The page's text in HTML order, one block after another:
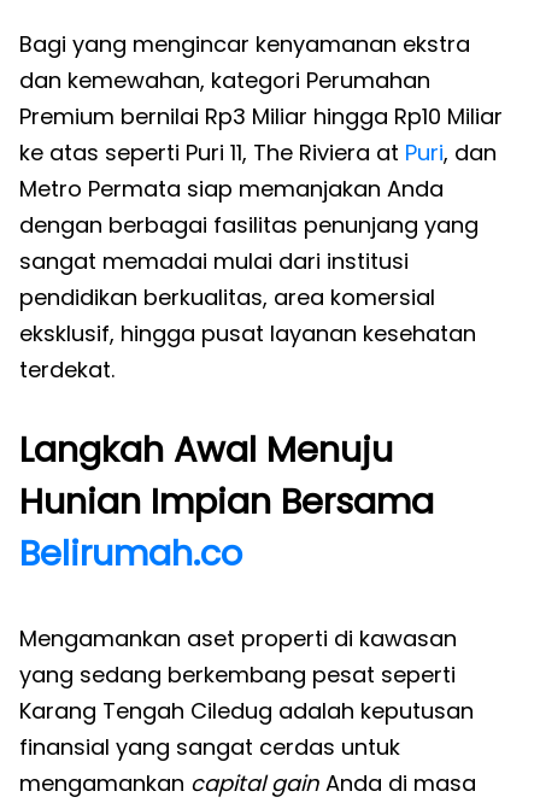
Bagi yang mengincar kenyamanan ekstra
dan kemewahan, kategori Perumahan
Premium bernilai Rp3 Miliar hingga Rp10 Miliar
ke atas seperti Puri 11, The Riviera at Puri, dan
Metro Permata siap memanjakan Anda
dengan berbagai fasilitas penunjang yang
sangat memadai mulai dari institusi
pendidikan berkualitas, area komersial
eksklusif, hingga pusat layanan kesehatan
terdekat.
Langkah Awal Menuju
Hunian Impian Bersama
Belirumah.co
Mengamankan aset properti di kawasan
yang sedang berkembang pesat seperti
Karang Tengah Ciledug adalah keputusan
finansial yang sangat cerdas untuk
mengamankan capital gain Anda di masa